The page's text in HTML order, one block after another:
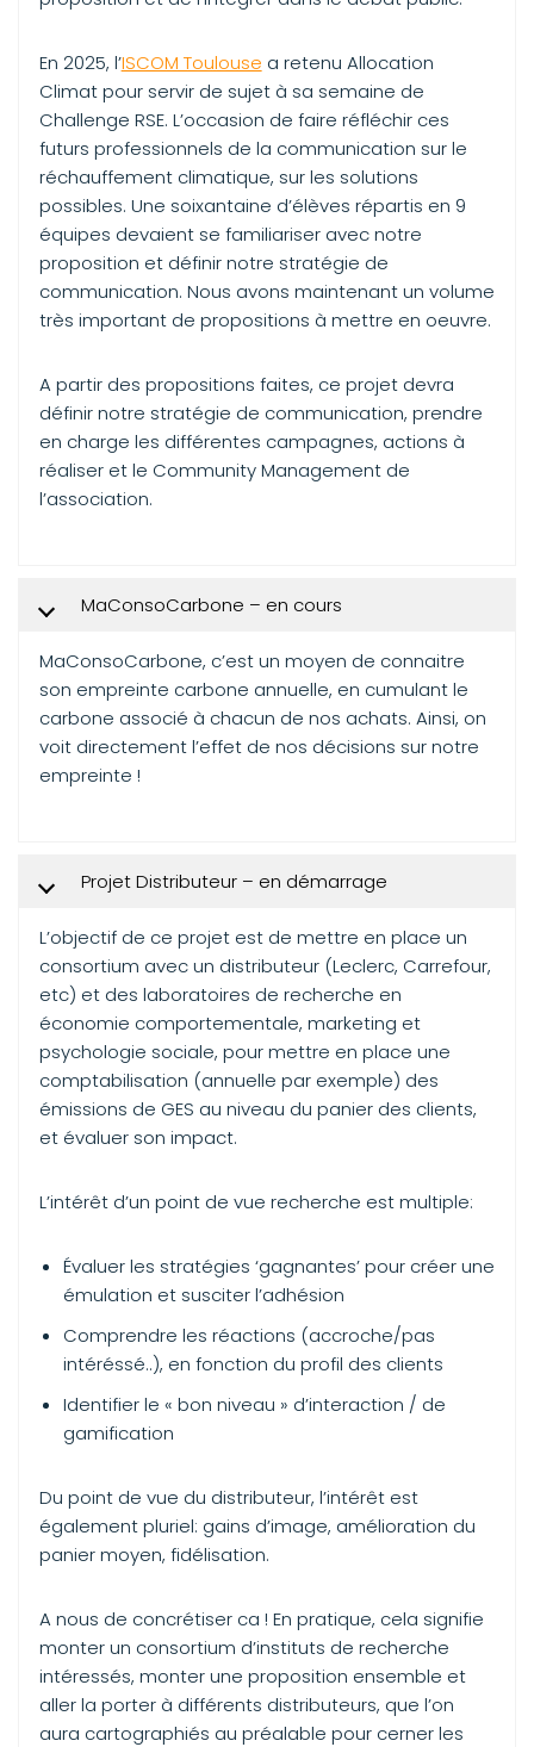
En 2025, l’ISCOM Toulouse a retenu Allocation
Climat pour servir de sujet à sa semaine de
Challenge RSE. L’occasion de faire réfléchir ces
futurs professionnels de la communication sur le
réchauffement climatique, sur les solutions
possibles. Une soixantaine d’élèves répartis en 9
équipes devaient se familiariser avec notre
proposition et définir notre stratégie de
communication. Nous avons maintenant un volume
très important de propositions à mettre en oeuvre.
A partir des propositions faites, ce projet devra
définir notre stratégie de communication, prendre
en charge les différentes campagnes, actions à
réaliser et le Community Management de
l’association.
MaConsoCarbone – en cours
MaConsoCarbone, c’est un moyen de connaitre
son empreinte carbone annuelle, en cumulant le
carbone associé à chacun de nos achats. Ainsi, on
voit directement l’effet de nos décisions sur notre
empreinte !
Projet Distributeur – en démarrage
L’objectif de ce projet est de mettre en place un
consortium avec un distributeur (Leclerc, Carrefour,
etc) et des laboratoires de recherche en
économie comportementale, marketing et
psychologie sociale, pour mettre en place une
comptabilisation (annuelle par exemple) des
émissions de GES au niveau du panier des clients,
et évaluer son impact.
L’intérêt d’un point de vue recherche est multiple:
Évaluer les stratégies ‘gagnantes’ pour créer une
émulation et susciter l’adhésion
Comprendre les réactions (accroche/pas
intéréssé..), en fonction du profil des clients
Identifier le « bon niveau » d’interaction / de
gamification
Du point de vue du distributeur, l’intérêt est
également pluriel: gains d’image, amélioration du
panier moyen, fidélisation.
A nous de concrétiser ca ! En pratique, cela signifie
monter un consortium d’instituts de recherche
intéressés, monter une proposition ensemble et
aller la porter à différents distributeurs, que l’on
aura cartographiés au préalable pour cerner les